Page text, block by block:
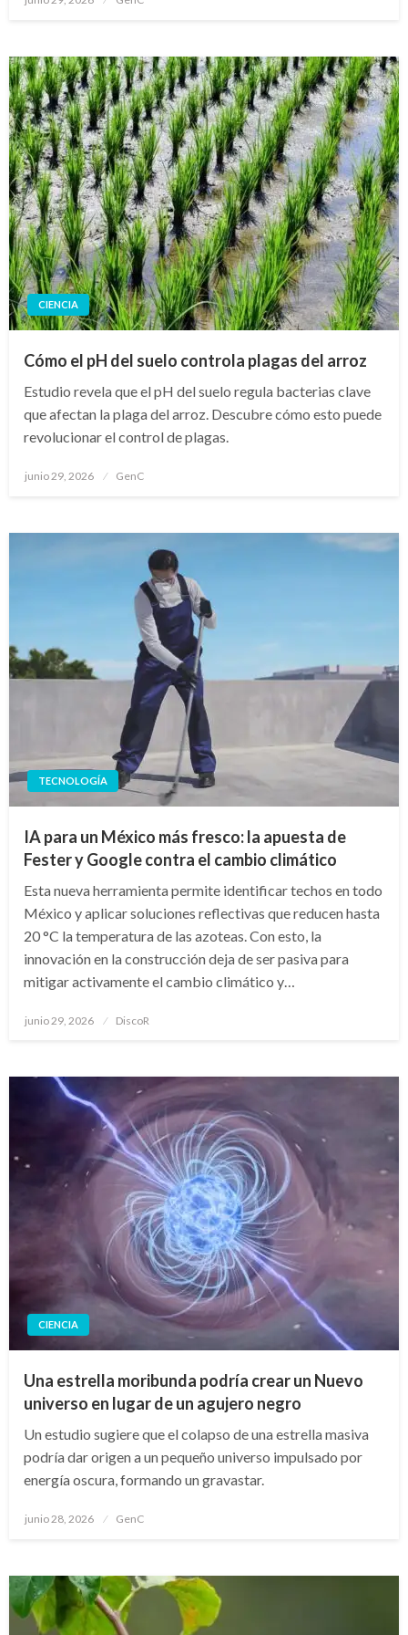
CIENCIA
Cómo el pH del suelo controla plagas del arroz
Estudio revela que el pH del suelo regula bacterias clave
que afectan la plaga del arroz. Descubre cómo esto puede
revolucionar el control de plagas.
Publicado
junio 29, 2026 GenC
TECNOLOGÍA
IA para un México más fresco: la apuesta de
Fester y Google contra el cambio climático
Esta nueva herramienta permite identificar techos en todo
México y aplicar soluciones reflectivas que reducen hasta
20 °C la temperatura de las azoteas. Con esto, la
innovación en la construcción deja de ser pasiva para
mitigar activamente el cambio climático y…
Publicado
junio 29, 2026 DiscoR
CIENCIA
Una estrella moribunda podría crear un Nuevo
universo en lugar de un agujero negro
Un estudio sugiere que el colapso de una estrella masiva
podría dar origen a un pequeño universo impulsado por
energía oscura, formando un gravastar.
Publicado
junio 28, 2026 GenC